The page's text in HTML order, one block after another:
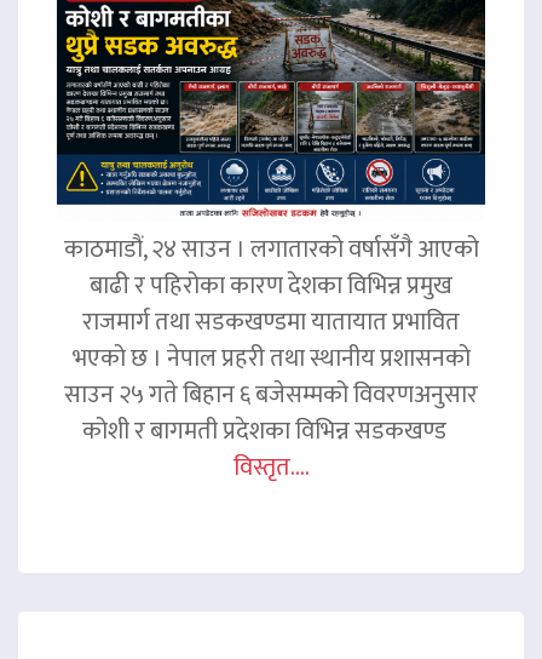
काठमाडौं, २४ साउन । लगातारको वर्षासँगै आएको
बाढी र पहिरोका कारण देशका विभिन्न प्रमुख
राजमार्ग तथा सडकखण्डमा यातायात प्रभावित
भएको छ । नेपाल प्रहरी तथा स्थानीय प्रशासनको
साउन २५ गते बिहान ६ बजेसम्मको विवरणअनुसार
कोशी र बागमती प्रदेशका विभिन्न सडकखण्ड
विस्तृत....